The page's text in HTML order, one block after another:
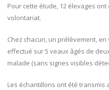
Pour cette étude, 12 élevages
volontariat.
Chez chacun, un prélèvement, en
effectué sur 5 veaux âgés de
malade (sans signes visibles
Les échantillons ont été